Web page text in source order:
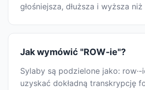
głośniejsza, dłuższa i wyższa
Jak wymówić "ROW-ie"?
Sylaby są podzielone jako: row·-
uzyskać dokładną transkrypcję